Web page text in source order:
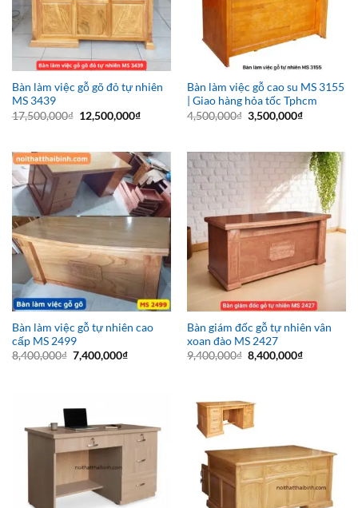
Bàn làm việc gỗ gõ đỏ tự nhiên
MS 3439
17,500,000₫ Giá
gốc
12,500,000₫Giá
12,500,000₫.
Bàn làm việc gỗ cao su MS 3155
| Giao hàng hỏa tốc Tphcm
4,500,000₫ Giá
gốc
3,500,000₫Giá
Bàn làm việc gỗ tự nhiên cao
cấp MS 2499
8,400,000₫ Giá
gốc
7,400,000₫Giá
Bàn giám đốc gỗ tự nhiên vân
xoan đào MS 2427
9,400,000₫ Giá
gốc
8,400,000₫Giá